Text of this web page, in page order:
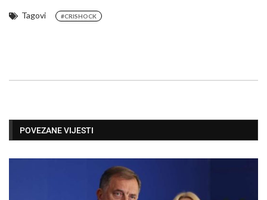
Tagovi #CRISHOCK
POVEZANE VIJESTI